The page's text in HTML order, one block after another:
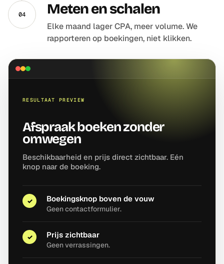
04 Meten en schalen
Elke maand lager CPA, meer volume. We
rapporteren op boekingen, niet klikken.
RESULTAAT PREVIEW
Afspraak boeken zonder
omwegen
Beschikbaarheid en prijs direct zichtbaar. Eén
knop naar de boeking.
✓ Boekingsknop boven de vouw
Geen contactformulier.
✓ Prijs zichtbaar
Geen verrassingen.